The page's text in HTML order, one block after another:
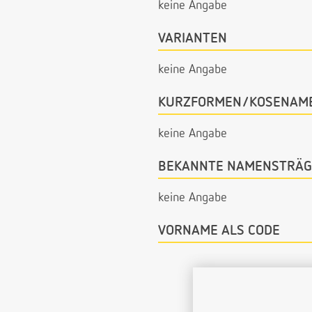
keine Angabe
VARIANTEN
keine Angabe
KURZFORMEN/
keine Angabe
BEKANNTE
keine Angabe
VORNAME ALS CODE